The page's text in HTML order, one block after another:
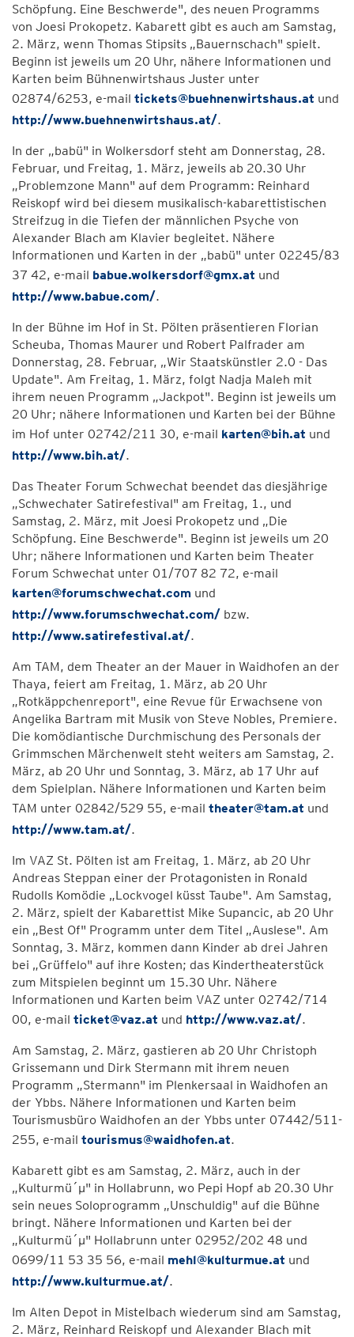
Schöpfung. Eine Beschwerde", des neuen Programms
von Joesi Prokopetz. Kabarett gibt es auch am Samstag,
2. März, wenn Thomas Stipsits „Bauernschach" spielt.
Beginn ist jeweils um 20 Uhr, nähere Informationen und
Karten beim Bühnenwirtshaus Juster unter
02874/6253, e-mail tickets@buehnenwirtshaus.at und
http://www.buehnenwirtshaus.at/.
In der „babü" in Wolkersdorf steht am Donnerstag, 28.
Februar, und Freitag, 1. März, jeweils ab 20.30 Uhr
„Problemzone Mann" auf dem Programm: Reinhard
Reiskopf wird bei diesem musikalisch-kabarettistischen
Streifzug in die Tiefen der männlichen Psyche von
Alexander Blach am Klavier begleitet. Nähere
Informationen und Karten in der „babü" unter 02245/83
37 42, e-mail babue.wolkersdorf@gmx.at und
http://www.babue.com/.
In der Bühne im Hof in St. Pölten präsentieren Florian
Scheuba, Thomas Maurer und Robert Palfrader am
Donnerstag, 28. Februar, „Wir Staatskünstler 2.0 - Das
Update". Am Freitag, 1. März, folgt Nadja Maleh mit
ihrem neuen Programm „Jackpot". Beginn ist jeweils um
20 Uhr; nähere Informationen und Karten bei der Bühne
im Hof unter 02742/211 30, e-mail karten@bih.at und
http://www.bih.at/.
Das Theater Forum Schwechat beendet das diesjährige
„Schwechater Satirefestival" am Freitag, 1., und
Samstag, 2. März, mit Joesi Prokopetz und „Die
Schöpfung. Eine Beschwerde". Beginn ist jeweils um 20
Uhr; nähere Informationen und Karten beim Theater
Forum Schwechat unter 01/707 82 72, e-mail
karten@forumschwechat.com und
http://www.forumschwechat.com/ bzw.
http://www.satirefestival.at/.
Am TAM, dem Theater an der Mauer in Waidhofen an der
Thaya, feiert am Freitag, 1. März, ab 20 Uhr
„Rotkäppchenreport", eine Revue für Erwachsene von
Angelika Bartram mit Musik von Steve Nobles, Premiere.
Die komödiantische Durchmischung des Personals der
Grimmschen Märchenwelt steht weiters am Samstag, 2.
März, ab 20 Uhr und Sonntag, 3. März, ab 17 Uhr auf
dem Spielplan. Nähere Informationen und Karten beim
TAM unter 02842/529 55, e-mail theater@tam.at und
http://www.tam.at/.
Im VAZ St. Pölten ist am Freitag, 1. März, ab 20 Uhr
Andreas Steppan einer der Protagonisten in Ronald
Rudolls Komödie „Lockvogel küsst Taube". Am Samstag,
2. März, spielt der Kabarettist Mike Supancic, ab 20 Uhr
ein „Best Of" Programm unter dem Titel „Auslese". Am
Sonntag, 3. März, kommen dann Kinder ab drei Jahren
bei „Grüffelo" auf ihre Kosten; das Kindertheaterstück
zum Mitspielen beginnt um 15.30 Uhr. Nähere
Informationen und Karten beim VAZ unter 02742/714
00, e-mail ticket@vaz.at und http://www.vaz.at/.
Am Samstag, 2. März, gastieren ab 20 Uhr Christoph
Grissemann und Dirk Stermann mit ihrem neuen
Programm „Stermann" im Plenkersaal in Waidhofen an
der Ybbs. Nähere Informationen und Karten beim
Tourismusbüro Waidhofen an der Ybbs unter 07442/511-
255, e-mail tourismus@waidhofen.at.
Kabarett gibt es am Samstag, 2. März, auch in der
„Kulturmü´µ" in Hollabrunn, wo Pepi Hopf ab 20.30 Uhr
sein neues Soloprogramm „Unschuldig" auf die Bühne
bringt. Nähere Informationen und Karten bei der
„Kulturmü´µ" Hollabrunn unter 02952/202 48 und
0699/11 53 35 56, e-mail mehl@kulturmue.at und
http://www.kulturmue.at/.
Im Alten Depot in Mistelbach wiederum sind am Samstag,
2. März, Reinhard Reiskopf und Alexander Blach mit